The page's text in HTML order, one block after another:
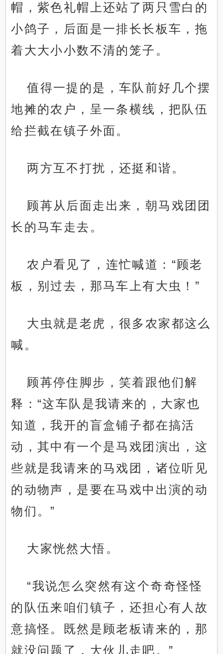
帽，紫色礼帽上还站了两只雪白的
小鸽子，后面是一排长长板车，拖
着大大小小数不清的笼子。
值得一提的是，车队前好几个摆
地摊的农户，呈一条横线，把队伍
给拦截在镇子外面。
两方互不打扰，还挺和谐。
顾苒从后面走出来，朝马戏团团
长的马车走去。
农户看见了，连忙喊道：“顾老
板，别过去，那马车上有大虫！”
大虫就是老虎，很多农家都这么
喊。
顾苒停住脚步，笑着跟他们解
释：“这车队是我请来的，大家也
知道，我开的盲盒铺子都在搞活
动，其中有一个是马戏团演出，这
些就是我请来的马戏团，诸位听见
的动物声，是要在马戏中出演的动
物们。”
大家恍然大悟。
“我说怎么突然有这个奇奇怪怪
的队伍来咱们镇子，还担心有人故
意搞怪。既然是顾老板请来的，那
就没问题了，大伙儿走吧。”